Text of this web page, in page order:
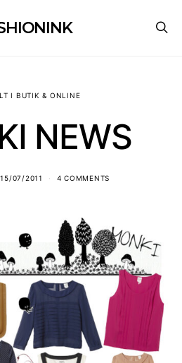
I BUTIK & ONLINE
NEWS
15/07/2011 4 COMMENTS